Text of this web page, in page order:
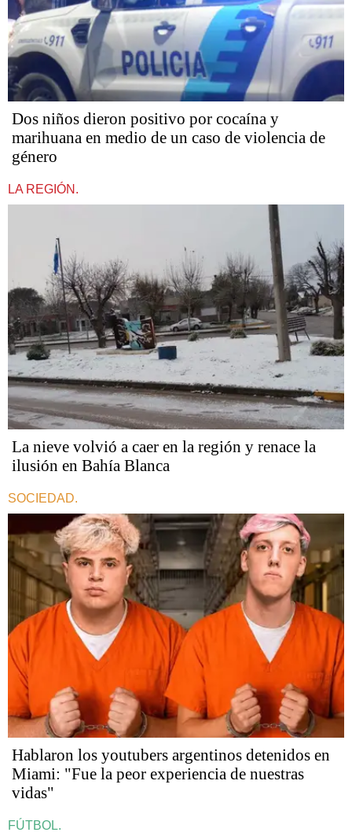
Dos niños dieron positivo por cocaína y
marihuana en medio de un caso de violencia de
género
LA REGIÓN.
La nieve volvió a caer en la región y renace la
ilusión en Bahía Blanca
SOCIEDAD.
Hablaron los youtubers argentinos detenidos en
Miami: "Fue la peor experiencia de nuestras
vidas"
FÚTBOL.